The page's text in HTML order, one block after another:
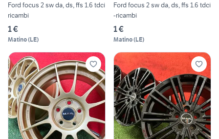
Ford focus 2 sw da, ds, ffs 1.6 tdci
ricambi
1 €
Matino(LE)
Ford focus 2 sw da, ds, ffs 1.6 tdci
-ricambi
1 €
Matino(LE)